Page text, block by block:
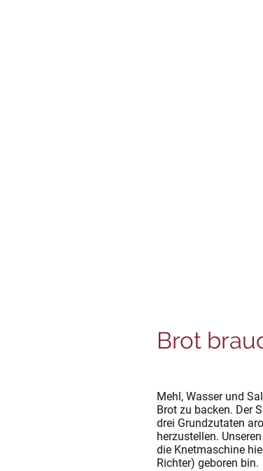
Brot
Mehl, Wasser und
Brot zu backen. Der
drei Grundzutaten
herzustellen.
die Knetmaschine
Richter) geboren bin.